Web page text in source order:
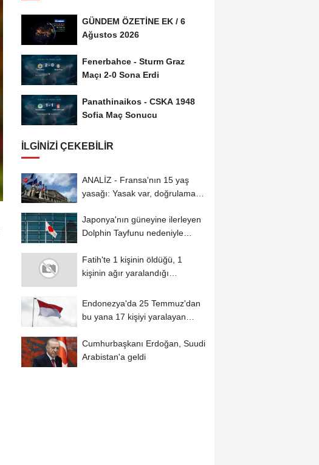
GÜNDEM ÖZETİNE EK / 6
Ağustos 2026
Fenerbahce - Sturm Graz
Maçı 2-0 Sona Erdi
Panathinaikos - CSKA 1948
Sofia Maç Sonucu
İLGINIZI ÇEKEBILIR
ANALİZ - Fransa'nın 15 yaş
yasağı: Yasak var, doğrulama
Japonya'nın güneyine ilerleyen
Dolphin Tayfunu nedeniyle
Fatih'te 1 kişinin öldüğü, 1
kişinin ağır yaralandığı
Endonezya'da 25 Temmuz'dan
bu yana 17 kişiyi yaralayan
Cumhurbaşkanı Erdoğan, Suudi
Arabistan'a geldi